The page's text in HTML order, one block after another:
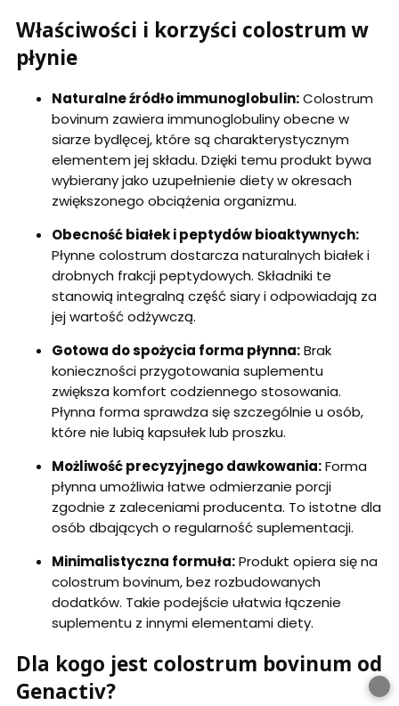
Właściwości i korzyści colostrum w
płynie
Naturalne źródło immunoglobulin:Colostrum
bovinum zawiera immunoglobuliny obecne w
siarze bydlęcej, które są charakterystycznym
elementem jej składu. Dzięki temu produkt bywa
wybierany jako uzupełnienie diety w okresach
zwiększonego obciążenia organizmu.
Obecność białek i peptydów bioaktywnych:
Płynne colostrum dostarcza naturalnych białek i
drobnych frakcji peptydowych. Składniki te
stanowią integralną część siary i odpowiadają za
jej wartość odżywczą.
Gotowa do spożycia forma płynna:Brak
konieczności przygotowania suplementu
zwiększa komfort codziennego stosowania.
Płynna forma sprawdza się szczególnie u osób,
które nie lubią kapsułek lub proszku.
Możliwość precyzyjnego dawkowania:Forma
płynna umożliwia łatwe odmierzanie porcji
zgodnie z zaleceniami producenta. To istotne dla
osób dbających o regularność suplementacji.
Minimalistyczna formuła:Produkt opiera się na
colostrum bovinum, bez rozbudowanych
dodatków. Takie podejście ułatwia łączenie
suplementu z innymi elementami diety.
Dla kogo jest colostrum bovinum od
Genactiv?